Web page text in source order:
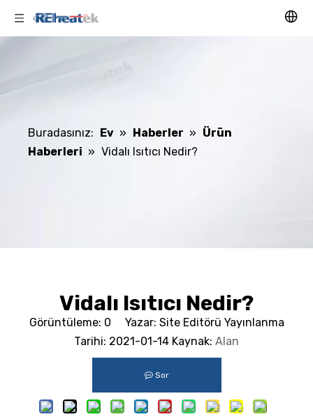
Buradasınız: Ev » Haberler » Ürün
Haberleri » Vidalı Isıtıcı Nedir?
Vidalı Isıtıcı Nedir?
Görüntüleme: 0 Yazar: Site Editörü Yayınlanma
Tarihi: 2021-01-14 Kaynak: Alan
Sor